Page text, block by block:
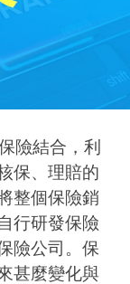
險結合，利
保、理賠的
整個保險銷
行研發保險
險公司。保
甚麼變化與